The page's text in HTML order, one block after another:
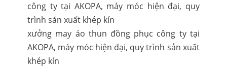
xưởng may áo thun đồng phục công ty tại
AKOPA, máy móc hiện đại, quy trình sản xuất
khép kín